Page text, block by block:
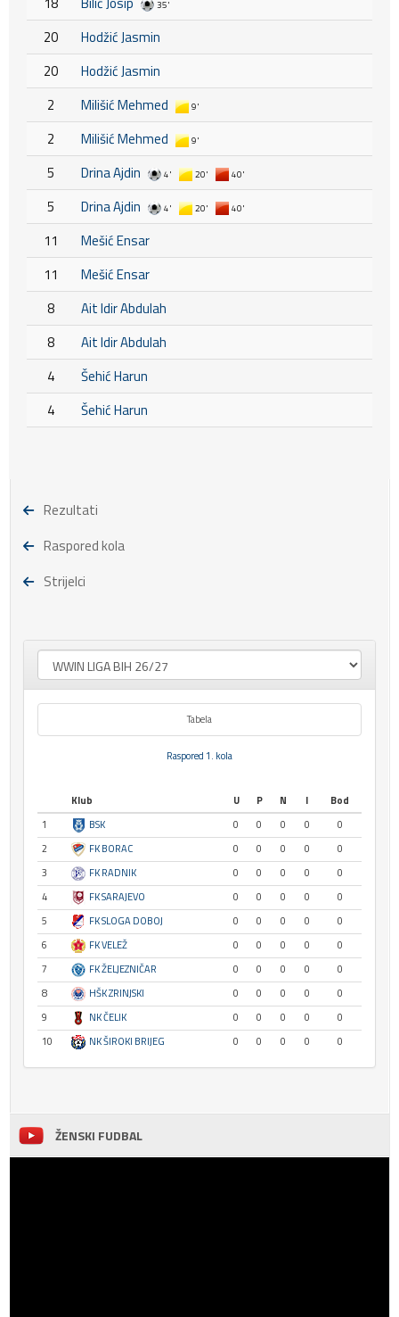
35'
20
Hodžić Jasmin
20
Hodžić Jasmin
2
Milišić Mehmed 9'
2 Milišić Mehmed 9'
5 Drina Ajdin 4' 20' 40'
5 Drina Ajdin 4' 20' 40'
11
Mešić Ensar
11
Mešić Ensar
8
Ait Idir Abdulah
8
Ait Idir Abdulah
4
Šehić Harun
4
Šehić Harun
Rezultati
Raspored kola
Strijelci
Tabela
Raspored 1. kola
Klub U P N I
Bod
1
BSK 0 0 0 0
0
2
FK BORAC 0 0 0 0
0
3
FK RADNIK 0 0 0 0
0
4
FK SARAJEVO 0 0 0 0
0
5
FK SLOGA DOBOJ 0 0 0 0
0
6
FK VELEŽ 0 0 0 0
0
7
FK ŽELJEZNIČAR 0 0 0 0
0
8
HŠK ZRINJSKI 0 0 0 0
0
9
NK ČELIK 0 0 0 0
0
10
NK ŠIROKI BRIJEG 0 0 0 0 0
ŽENSKI FUDBAL